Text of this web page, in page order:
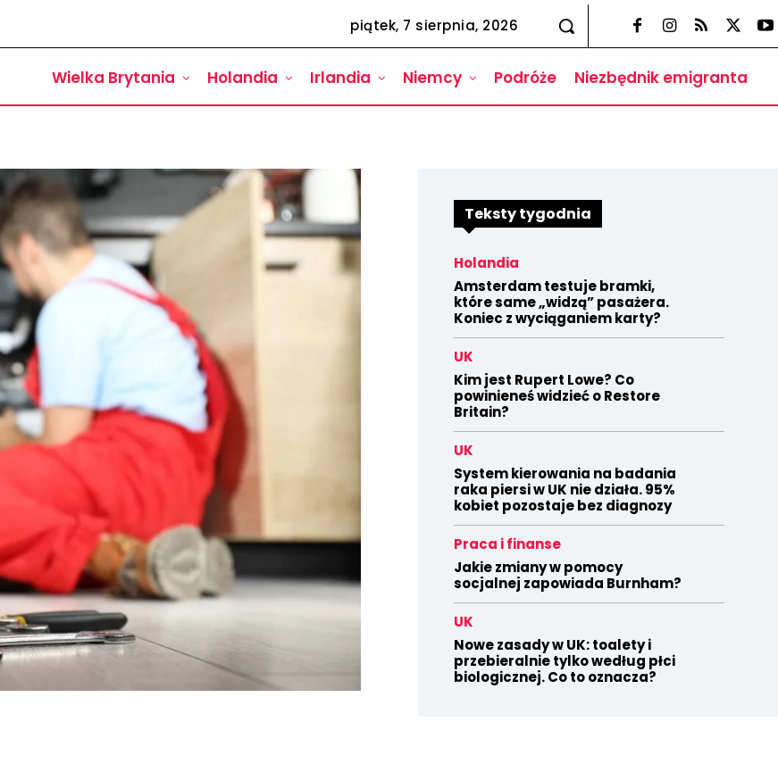
piątek, 7 sierpnia, 2026
Wielka Brytania Holandia Irlandia Niemcy Podróże Niezbędnik emigranta
Teksty tygodnia
Holandia
Amsterdam testuje bramki,
które same „widzą” pasażera.
Koniec z wyciąganiem karty?
UK
Kim jest Rupert Lowe? Co
powinieneś widzieć o Restore
Britain?
UK
System kierowania na badania
raka piersi w UK nie działa. 95%
kobiet pozostaje bez diagnozy
Praca i finanse
Jakie zmiany w pomocy
socjalnej zapowiada Burnham?
UK
Nowe zasady w UK: toalety i
przebieralnie tylko według płci
biologicznej. Co to oznacza?